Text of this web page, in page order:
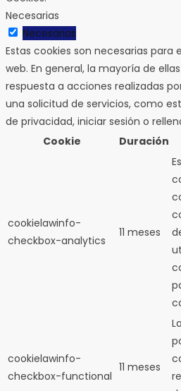
Necesarias
Necesarias
Estas cookies son necesarias
web. En general, la mayoría de
respuesta a acciones realizadas
una solicitud de servicios, como
de privacidad, iniciar sesión o
Cookie
Duración
cookielawinfo-
checkbox-analytics
11 meses
cookielawinfo-
checkbox-functional
11 meses